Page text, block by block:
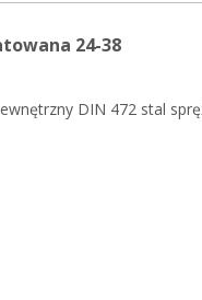
24-38
DIN 472 stal